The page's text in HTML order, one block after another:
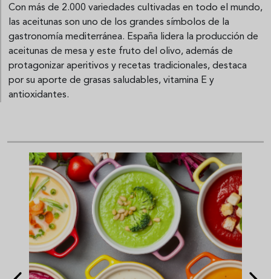
Con más de 2.000 variedades cultivadas en todo el mundo,
las aceitunas son uno de los grandes símbolos de la
gastronomía mediterránea. España lidera la producción de
aceitunas de mesa y este fruto del olivo, además de
protagonizar aperitivos y recetas tradicionales, destaca
por su aporte de grasas saludables, vitamina E y
antioxidantes.